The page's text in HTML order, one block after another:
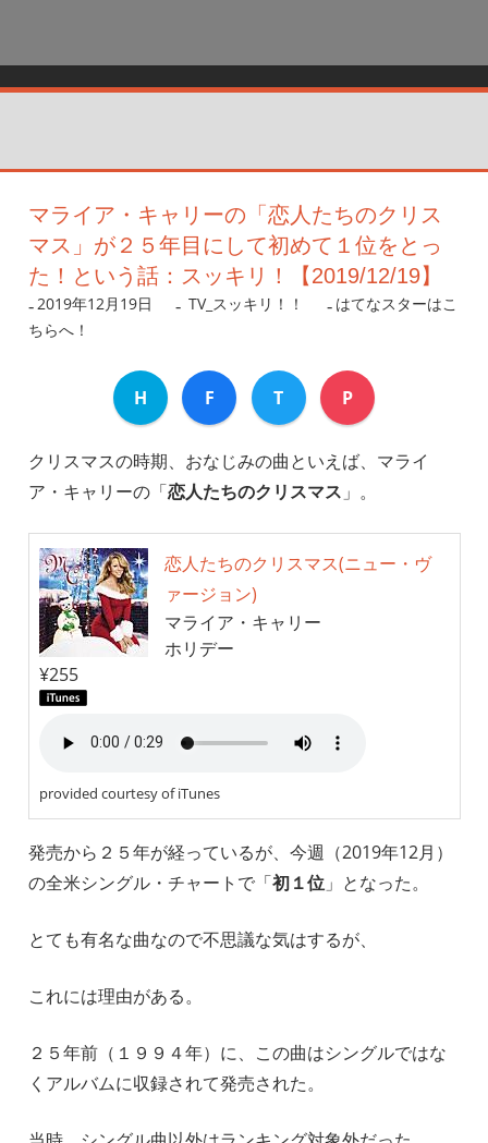
マライア・キャリーの「恋人たちのクリス
マス」が２５年目にして初めて１位をとっ
た！という話：スッキリ！【2019/12/19】
2019年12月19日 nanigoto
TV_スッキリ！！
はてなスターはこ
ちらへ！
H F T P
クリスマスの時期、おなじみの曲といえば、マライ
ア・キャリーの「恋人たちのクリスマス 」。
恋人たちのクリスマス(ニュー・ヴ
ァージョン)
マライア・キャリー
ホリデー
¥255
provided courtesy of iTunes
発売から２５年が経っているが、今週（2019年12月）
の全米シングル・チャートで「初１位」となった。
とても有名な曲なので不思議な気はするが、
これには理由がある。
２５年前（１９９４年）に、この曲はシングルではな
くアルバムに収録されて発売された。